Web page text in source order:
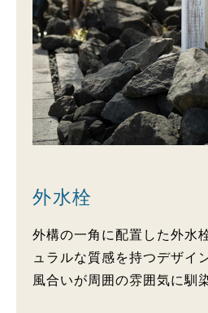
外水栓
外構の一角に配置した外水
ュラルな質感を持つデザイ
風合いが周囲の雰囲気に馴